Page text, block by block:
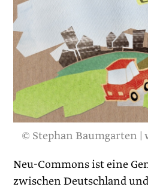
© Stephan Baumgarten
Neu-Commons ist eine
zwischen Deutschland